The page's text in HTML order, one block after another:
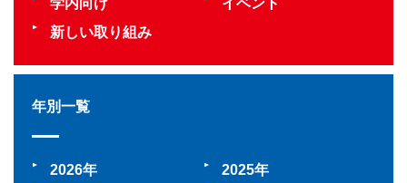
新しい取り組み
年別一覧
2026
2025